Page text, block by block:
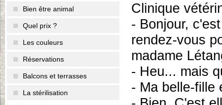
Bien être animal
Quel prix ?
Les couleurs
Réservations
Balcons et terrasses
La stérilisation
Clinique
- Bonjour,
rendez-vous
madame
- Heu... mais
- Ma belle-fille